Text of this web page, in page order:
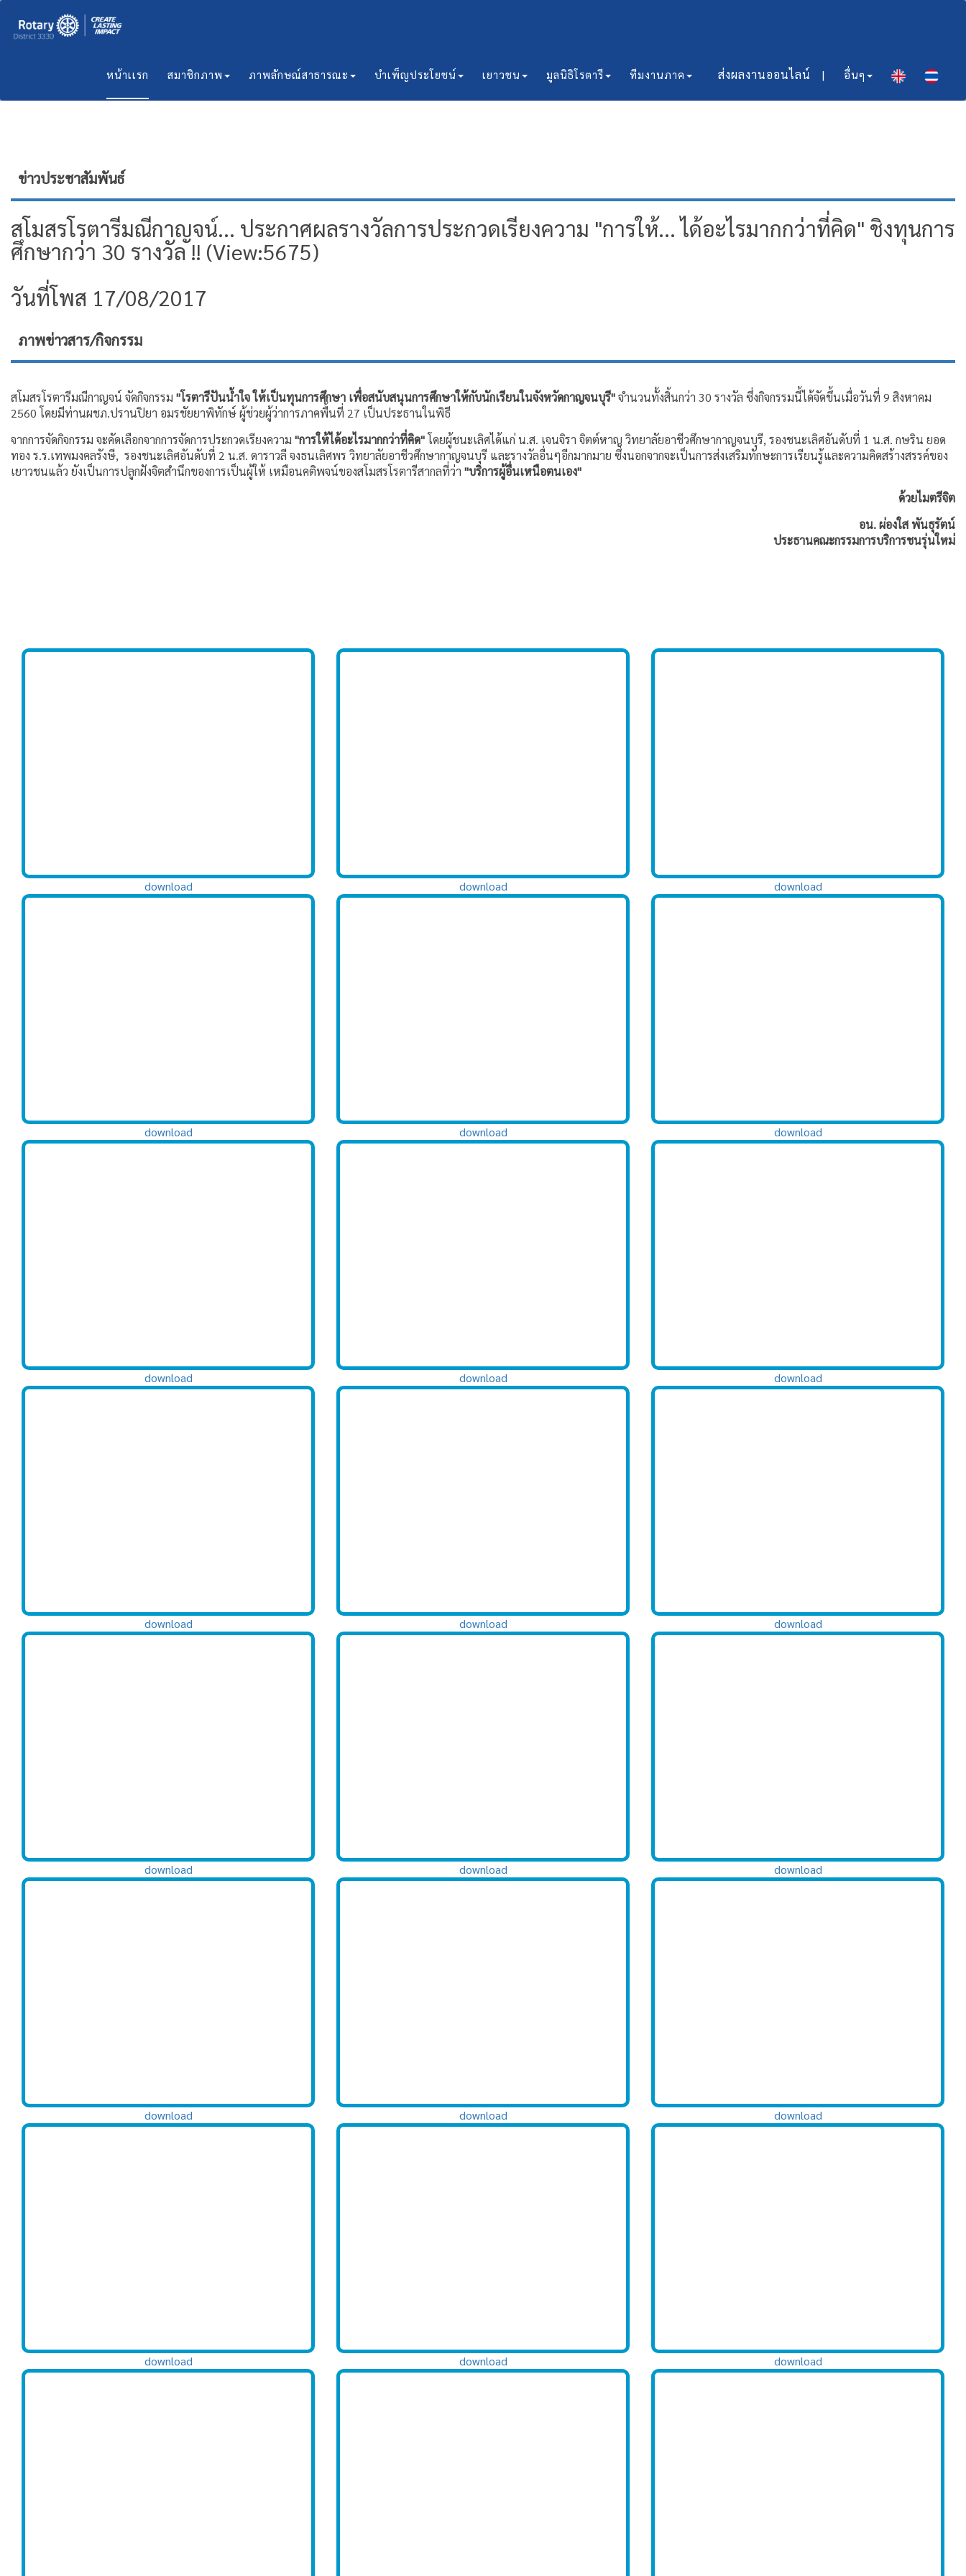
หน้าเเรก สมาชิกภาพ ภาพลักษณ์สาธารณะ บำเพ็ญประโยชน์ เยาวชน มูลนิธิโรตารี ทีมงานภาค ส่งผลงานออนไลน์​ | อื่นๆ
ข่าวประชาสัมพันธ์
สโมสรโรตารีมณีกาญจน์... ประกาศผลรางวัลการประกวดเรียงความ "การให้... ได้อะไรมากกว่าที่คิด" ชิงทุนการ
ศึกษากว่า 30 รางวัล !! (View:5675)
วันที่โพส 17/08/2017
ภาพข่าวสาร/กิจกรรม
สโมสรโรตารีมณีกาญจน์ จัดกิจกรรม "โรตารีปันน้ำใจ ให้เป็นทุนการศึกษา เพื่อสนับสนุนการศึกษาให้กับนักเรียนในจังหวัดกาญจนบุรี"จำนวนทั้งสิ้นกว่า 30 รางวัล ซึ่งกิจกรรมนี้ได้จัดขึ้นเมื่อวันที่ 9 สิงหาคม
2560 โดยมีท่านผชภ.ปรานปิยา อมรชัยยาพิทักษ์ ผู้ช่วยผู้ว่าการภาคพื้นที่ 27 เป็นประธานในพิธี
จากการจัดกิจกรรม จะคัดเลือกจากการจัดการประกวดเรียงความ "การให้ได้อะไรมากกว่าที่คิด"โดยผู้ชนะเลิศได้แก่ น.ส. เจนจิรา จิตต์หาญ วิทยาลัยอาชีวศึกษากาญจนบุรี, รองชนะเลิศอันดับที่ 1 น.ส. กษริน ยอด
ทอง ร.ร.เทพมงคลรังษี, รองชนะเลิศอันดับที่ 2 น.ส. ดาราวลี จงธนเลิศพร วิทยาลัยอาชีวศึกษากาญจนบุรี และรางวัลอื่นๆอีกมากมาย ซึ่งนอกจากจะเป็นการส่งเสริมทักษะการเรียนรู้และความคิดสร้างสรรค์ของ
เยาวชนแล้ว ยังเป็นการปลูกฝังจิตสำนึกของการเป็นผู้ให้ เหมือนคติพจน์ของสโมสรโรตารีสากลที่ว่า "บริการผู้อื่นเหนือตนเอง"
ด้วยไมตรีจิต
อน. ผ่องใส พันธุรัตน์
ประธานคณะกรรมการบริการชนรุ่นใหม่
download download download
download download download
download download download
download download download
download download download
download download download
download download download